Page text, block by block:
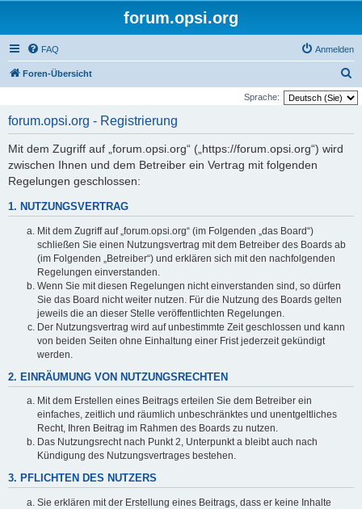
forum.opsi.org
FAQ Anmelden
Foren-Übersicht
u
Sprache:
forum.opsi.org - Registrierung
Mit dem Zugriff auf „forum.opsi.org“ („https://forum.opsi.org“) wird
zwischen Ihnen und dem Betreiber ein Vertrag mit folgenden
Regelungen geschlossen:
1. NUTZUNGSVERTRAG
Mit dem Zugriff auf „forum.opsi.org“ (im Folgenden „das Board“)
schließen Sie einen Nutzungsvertrag mit dem Betreiber des Boards ab
(im Folgenden „Betreiber“) und erklären sich mit den nachfolgenden
Regelungen einverstanden.
Wenn Sie mit diesen Regelungen nicht einverstanden sind, so dürfen
Sie das Board nicht weiter nutzen. Für die Nutzung des Boards gelten
jeweils die an dieser Stelle veröffentlichten Regelungen.
Der Nutzungsvertrag wird auf unbestimmte Zeit geschlossen und kann
von beiden Seiten ohne Einhaltung einer Frist jederzeit gekündigt
werden.
2. EINRÄUMUNG VON NUTZUNGSRECHTEN
Mit dem Erstellen eines Beitrags erteilen Sie dem Betreiber ein
einfaches, zeitlich und räumlich unbeschränktes und unentgeltliches
Recht, Ihren Beitrag im Rahmen des Boards zu nutzen.
Das Nutzungsrecht nach Punkt 2, Unterpunkt a bleibt auch nach
Kündigung des Nutzungsvertrages bestehen.
3. PFLICHTEN DES NUTZERS
Sie erklären mit der Erstellung eines Beitrags, dass er keine Inhalte